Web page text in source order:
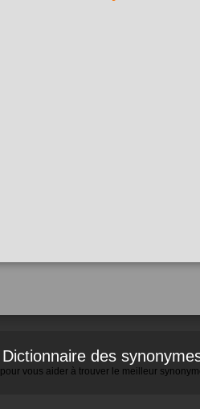
Dictionnaire des
pour vous aider à trouver le meilleur